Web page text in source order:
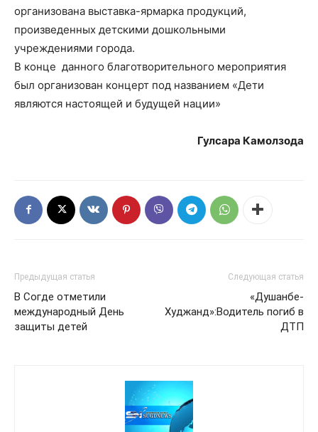
организована выставка-ярмарка продукций,
произведенных детскими дошкольными
учреждениями города.
В конце данного благотворительного мероприятия
был организован концерт под названием «Дети
являются настоящей и будущей нации»
Гулсара Камолзода
Предыдущая статья
В Согде отметили
международный День
защиты детей
Следующая статья
«Душанбе-
Худжанд»:Водитель погиб в
ДТП